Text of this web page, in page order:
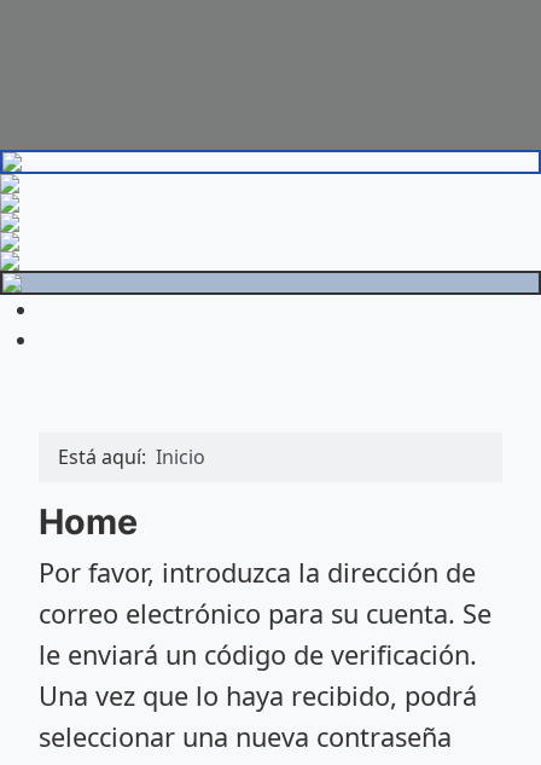
Está aquí: Inicio
Home
Por favor, introduzca la dirección de
correo electrónico para su cuenta. Se
le enviará un código de verificación.
Una vez que lo haya recibido, podrá
seleccionar una nueva contraseña